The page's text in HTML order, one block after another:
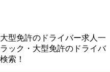
型免許の ドライバー求人一
ック・大型免許の ドライバ
索！